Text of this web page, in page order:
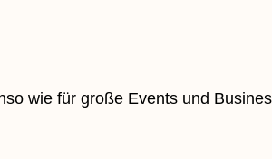
wie für große Events und